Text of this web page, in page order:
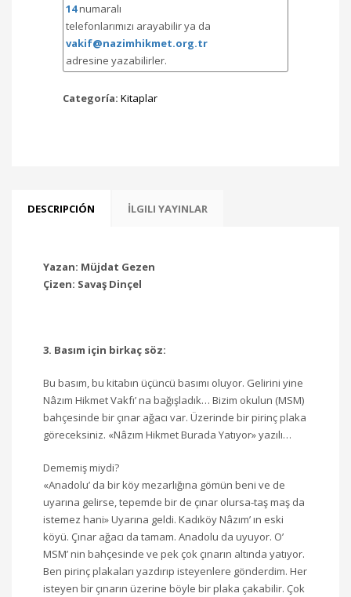
14numaralı
telefonlarımızı arayabilir ya da
vakif@nazimhikmet.org.tr
adresine yazabilirler.
Categoría: Kitaplar
DESCRIPCIÓN İLGILI YAYINLAR
Yazan: Müjdat Gezen
Çizen: Savaş Dinçel
3. Basım için birkaç söz:
Bu basım, bu kitabın üçüncü basımı oluyor. Gelirini yine
Nâzım Hikmet Vakfı’ na bağışladık… Bizim okulun (MSM)
bahçesinde bir çınar ağacı var. Üzerinde bir pirinç plaka
göreceksiniz. «Nâzım Hikmet Burada Yatıyor» yazılı…
Dememiş miydi?
«Anadolu’ da bir köy mezarlığına gömün beni ve de
uyarına gelirse, tepemde bir de çınar olursa-taş maş da
istemez hani» Uyarına geldi. Kadıköy Nâzım’ ın eski
köyü. Çınar ağacı da tamam. Anadolu da uyuyor. O’
MSM’ nin bahçesinde ve pek çok çınarın altında yatıyor.
Ben pirinç plakaları yazdırıp isteyenlere gönderdim. Her
isteyen bir çınarın üzerine böyle bir plaka çakabilir. Çok